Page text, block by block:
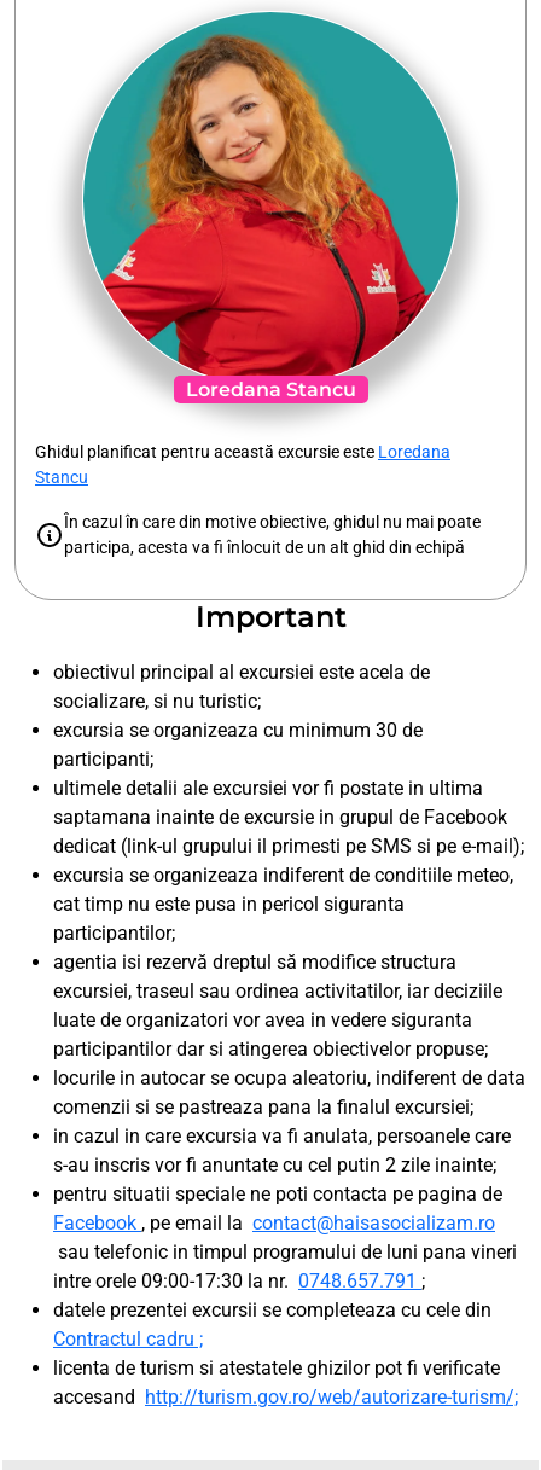
Loredana Stancu
Ghidul planificat pentru această excursie este Loredana
Stancu
În cazul în care din motive obiective, ghidul nu mai poate
participa, acesta va fi înlocuit de un alt ghid din echipă
Important
obiectivul principal al excursiei este acela de
socializare, si nu turistic;
excursia se organizeaza cu minimum 30 de
participanti;
ultimele detalii ale excursiei vor fi postate in ultima
saptamana inainte de excursie in grupul de Facebook
dedicat (link-ul grupului il primesti pe SMS si pe e-mail);
excursia se organizeaza indiferent de conditiile meteo,
cat timp nu este pusa in pericol siguranta
participantilor;
agentia isi rezervă dreptul să modifice structura
excursiei, traseul sau ordinea activitatilor, iar deciziile
luate de organizatori vor avea in vedere siguranta
participantilor dar si atingerea obiectivelor propuse;
locurile in autocar se ocupa aleatoriu, indiferent de data
comenzii si se pastreaza pana la finalul excursiei;
in cazul in care excursia va fi anulata, persoanele care
s-au inscris vor fi anuntate cu cel putin 2 zile inainte;
pentru situatii speciale ne poti contacta pe pagina de
Facebook , pe email la contact@haisasocializam.ro
sau telefonic in timpul programului de luni pana vineri
intre orele 09:00-17:30 la nr. 0748.657.791 ;
datele prezentei excursii se completeaza cu cele din
Contractul cadru ;
licenta de turism si atestatele ghizilor pot fi verificate
accesand http://turism.gov.ro/web/autorizare-turism/;